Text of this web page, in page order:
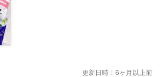
更新日時：6ヶ月以上前